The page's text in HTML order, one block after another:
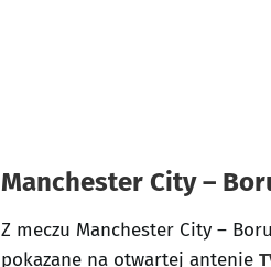
Manchester City –
Z meczu Manchester City –
pokazane na otwartej antenie